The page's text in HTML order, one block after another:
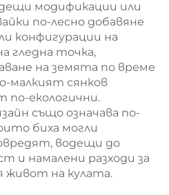
модификации или
по-лесно добавяне
конфигурации на
гледна точка,
на земята по време
малкият сянков
по-екологични.
също означава по-
биха могли
водещи до
и намалени разходи за
живот на кулата.